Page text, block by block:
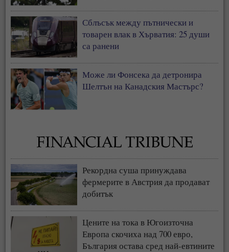
Сблъсък между пътнически и
товарен влак в Хърватия: 25 души
са ранени
Може ли Фонсека да детронира
Шелтън на Канадския Мастърс?
Рекордна суша принуждава
фермерите в Австрия да продават
добитък
Цените на тока в Югоизточна
Европа скочиха над 700 евро,
България остава сред най-евтините